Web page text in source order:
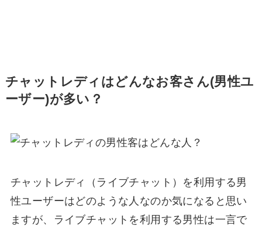
チャットレディはどんなお客さん(男性ユ
ーザー)が多い？
チャットレディ（ライブチャット）を利用する男
性ユーザーはどのような人なのか気になると思い
ますが、ライブチャットを利用する男性は一言で